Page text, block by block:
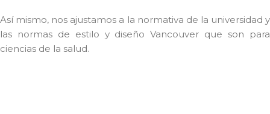
Así mismo, nos ajustamos a la normativa de la universidad y
las normas de estilo y diseño Vancouver que son para
ciencias de la salud.